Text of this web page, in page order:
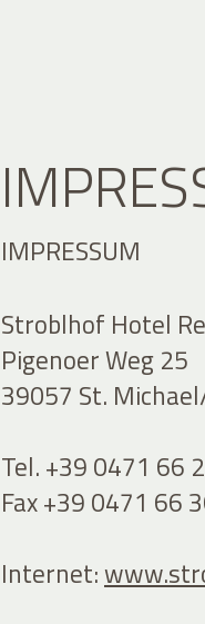
IMPRESSUM
Stroblhof Hotel
Pigenoer Weg 25
39057 St.
Tel. +39 0471 66
Fax +39 0471 66
Internet: